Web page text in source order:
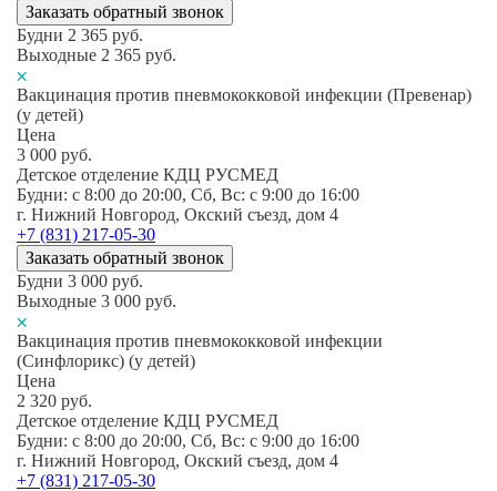
Заказать обратный звонок
Будни 2 365 руб.
Выходные 2 365 руб.
Вакцинация против пневмококковой инфекции (Превенар)
(у детей)
Цена
3 000 руб.
Детское отделение КДЦ РУСМЕД
Будни: c 8:00 до 20:00, Сб, Вс: c 9:00 до 16:00
г. Нижний Новгород, Окский съезд, дом 4
+7 (831) 217-05-30
Заказать обратный звонок
Будни 3 000 руб.
Выходные 3 000 руб.
Вакцинация против пневмококковой инфекции
(Синфлорикс) (у детей)
Цена
2 320 руб.
Детское отделение КДЦ РУСМЕД
Будни: c 8:00 до 20:00, Сб, Вс: c 9:00 до 16:00
г. Нижний Новгород, Окский съезд, дом 4
+7 (831) 217-05-30